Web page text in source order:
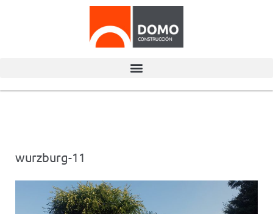
wurzburg-11